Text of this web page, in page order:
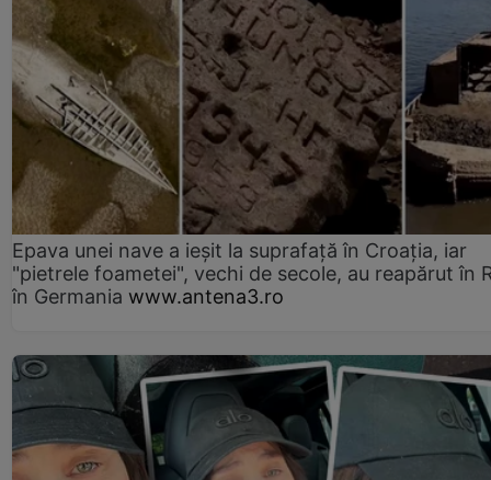
Epava unei nave a ieșit la suprafață în Croația, iar
"pietrele foametei", vechi de secole, au reapărut în
în Germania www.antena3.ro